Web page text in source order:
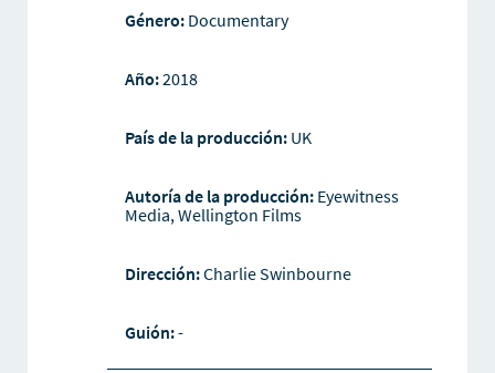
Género:Documentary
Año:2018
País de la producción: UK
Autoría de la producción: Eyewitness
Media, Wellington Films
Dirección:Charlie Swinbourne
Guión:-